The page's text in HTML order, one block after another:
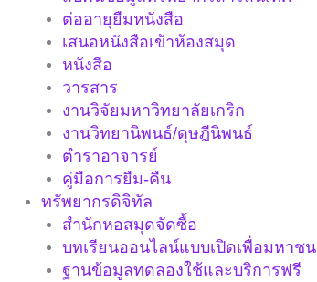
ต่ออายุยืมหนังสือ
เสนอหนังสือเข้าห้องสมุด
หนังสือ
วารสาร
งานวิจัยมหาวิทยาลัยเกริก
งานวิทยานิพนธ์/ดุษฎีนิพนธ์
ตำราอาจารย์
คู่มือการยืม-คืน
ทรัพยากรดิจิทัล
สำนักหอสมุดจัดซื้อ
บทเรียนออนไลน์แบบเปิดเพื่อมหาชน
ฐานข้อมูลทดลองใช้และบริการฟรี